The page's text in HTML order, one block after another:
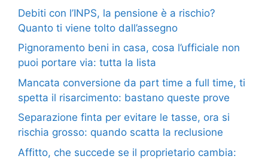
Debiti con l’INPS, la pensione è a rischio?
Quanto ti viene tolto dall’assegno
Pignoramento beni in casa, cosa l’ufficiale non
puoi portare via: tutta la lista
Mancata conversione da part time a full time, ti
spetta il risarcimento: bastano queste prove
Separazione finta per evitare le tasse, ora si
rischia grosso: quando scatta la reclusione
Affitto, che succede se il proprietario cambia: